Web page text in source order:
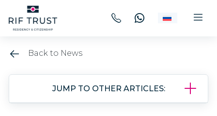
Back to News
JUMP TO OTHER ARTICLES: